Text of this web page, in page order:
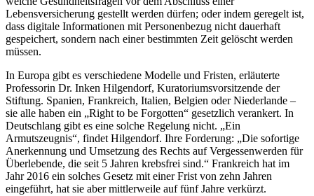
Lebensversicherung gestellt werden dürfen; oder indem geregelt ist,
dass digitale Informationen mit Personenbezug nicht dauerhaft
gespeichert, sondern nach einer bestimmten Zeit gelöscht werden
müssen.
In Europa gibt es verschiedene Modelle und Fristen, erläuterte
Professorin Dr. Inken Hilgendorf, Kuratoriumsvorsitzende der
Stiftung. Spanien, Frankreich, Italien, Belgien oder Niederlande –
sie alle haben ein „Right to be Forgotten“ gesetzlich verankert. In
Deutschlang gibt es eine solche Regelung nicht. „Ein
Armutszeugnis“, findet Hilgendorf. Ihre Forderung: „Die sofortige
Anerkennung und Umsetzung des Rechts auf Vergessenwerden für
Überlebende, die seit 5 Jahren krebsfrei sind.“ Frankreich hat im
Jahr 2016 ein solches Gesetz mit einer Frist von zehn Jahren
eingeführt, hat sie aber mittlerweile auf fünf Jahre verkürzt.